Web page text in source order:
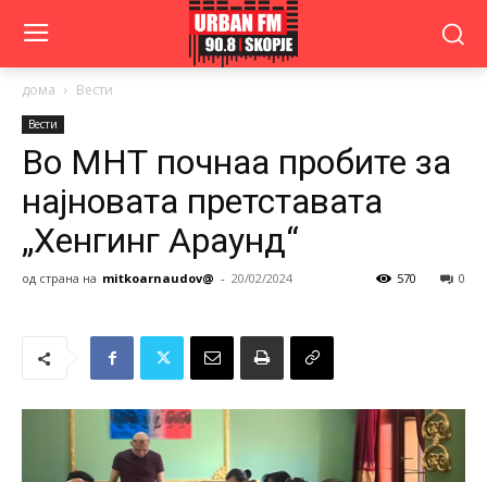
дома Вести
Вести
Во МНТ почнаа пробите за
најновата претставата
„Хенгинг Араунд“
од страна на mitkoarnaudov@ - 20/02/2024 0
570